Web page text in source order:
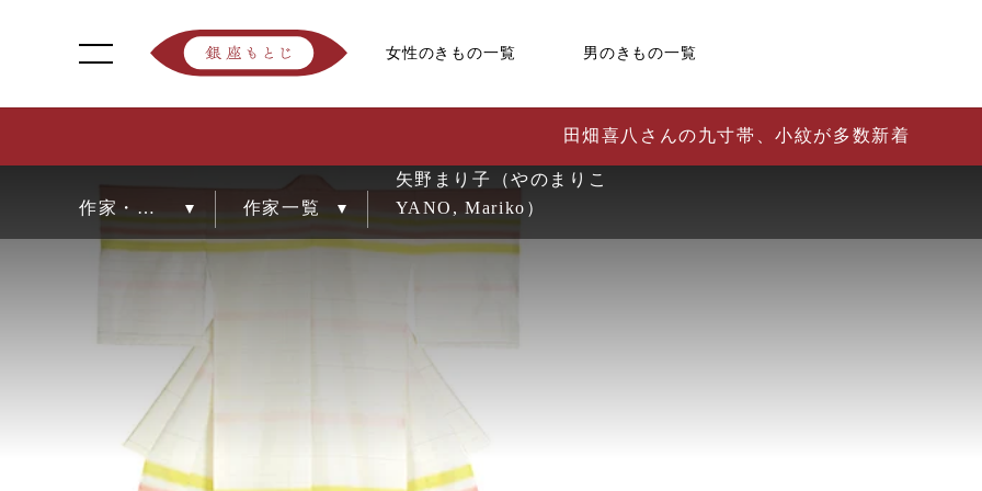
女性のきもの一覧 男のきもの一覧
田畑喜八さんの九寸帯、小紋が多数新着
矢野まり子（やのまりこ
YANO, Mariko）